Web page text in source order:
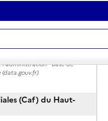
l'administration - Base de
(Caf) du Haut-